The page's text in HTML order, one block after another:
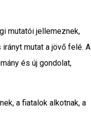
mutatói jellemeznek,
mutat a jövő felé. A
és új gondolat,
a fiatalok alkotnak, a